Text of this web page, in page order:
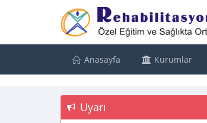
Anasayfa Kurumlar
Uyarı